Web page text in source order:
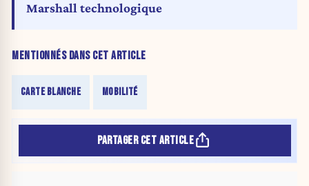
MENTIONNÉS DANS CET ARTICLE
CARTE BLANCHE MOBILITÉ
Marshall technologique
PARTAGER CET ARTICLE